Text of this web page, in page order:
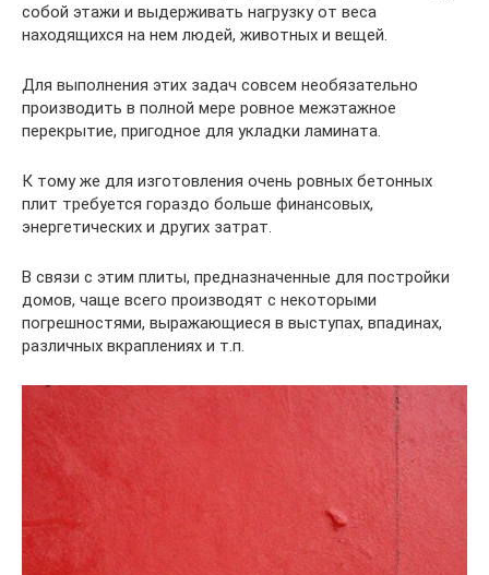
собой этажи и выдерживать нагрузку от веса
находящихся на нем людей, животных и вещей.
Для выполнения этих задач совсем необязательно
производить в полной мере ровное межэтажное
перекрытие, пригодное для укладки ламината.
К тому же для изготовления очень ровных бетонных
плит требуется гораздо больше финансовых,
энергетических и других затрат.
В связи с этим плиты, предназначенные для постройки
домов, чаще всего производят с некоторыми
погрешностями, выражающиеся в выступах, впадинах,
различных вкраплениях и т.п.